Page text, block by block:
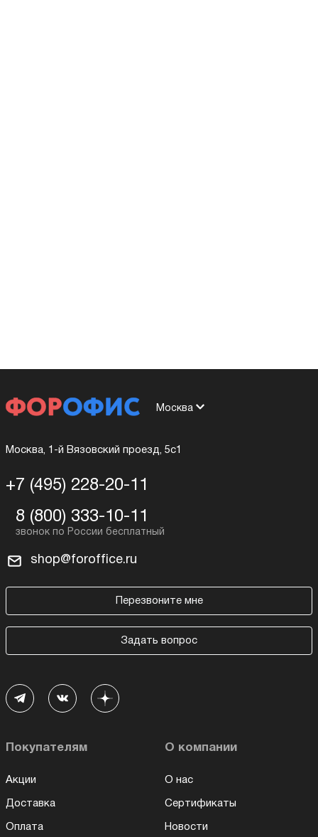
Москва
Москва, 1-й Вязовский проезд, 5с1
+7 (495) 228-20-11
8 (800) 333-10-11
shop@foroffice.ru
Перезвоните мне
Задать вопрос
Покупателям
Акции
Доставка
Оплата
О компании
О нас
Сертификаты
Новости